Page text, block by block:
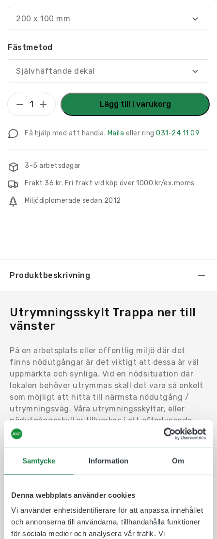
Samtycke Information Om
Denna webbplats använder cookies
Vi använder enhetsidentifierare för att anpassa innehållet
och annonserna till användarna, tillhandahålla funktioner
för sociala medier och analysera vår trafik. Vi
200 x 100 mm
Fästmetod
Självhäftande dekal
Utrymningsskylt
Trappa
till
vänster
mängd
Lägg till i varukorg
Få hjälp med att handla. Maila eller ring 031-24 11 09
3-5 arbetsdagar
Frakt 36 kr. Fri frakt vid köp över 1000 kr/ex.moms
Miljödiplomerade sedan 2012
Produktbeskrivning
Utrymningsskylt Trappa ner till
vänster
På en arbetsplats eller offentlig miljö där det
finns nödutgångar är det viktigt att dessa är väl
uppmärkta och synliga. Vid en nödsituation där
lokalen behöver utrymmas skall det vara så enkelt
som möjligt att hitta till närmsta nödutgång /
utrymningsväg. Våra utrymningsskyltar, eller
nödutgångsskyltar tillverkas i ett efterlysande
material som syns väl en bra stund efter att
lokalens har släckts ned. Vi använder vedertagna
Arbetsmiljöverkets riktlinjer när det kommer till
Välj mellan olika material och storlekar och hitta
en skylt som passar just för er. Våra skyltar och
dekaler tillverkas i Göteborg på ett miljövänligt
sätt.